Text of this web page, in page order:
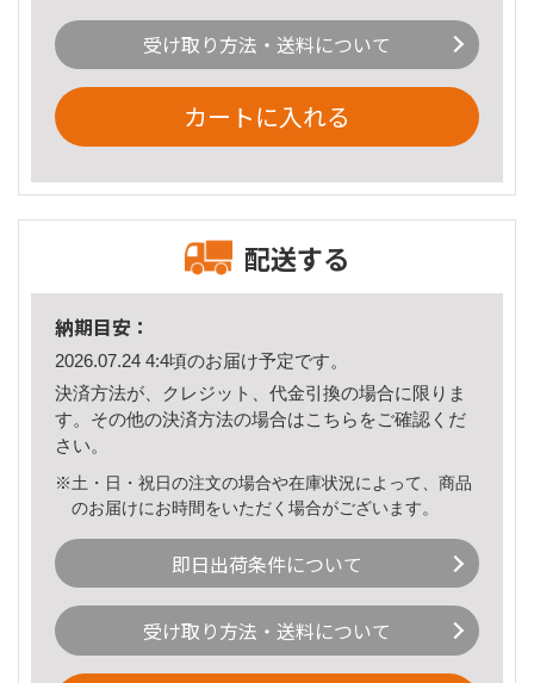
受け取り方法・送料について
カートに入れる
配送する
納期目安：
2026.07.24 4:4頃のお届け予定です。
決済方法が、クレジット、代金引換の場合に限りま
す。その他の決済方法の場合はこちら をご確認くだ
さい。
※土・日・祝日の注文の場合や在庫状況によって、商品
のお届けにお時間をいただく場合がございます。
即日出荷条件について
受け取り方法・送料について